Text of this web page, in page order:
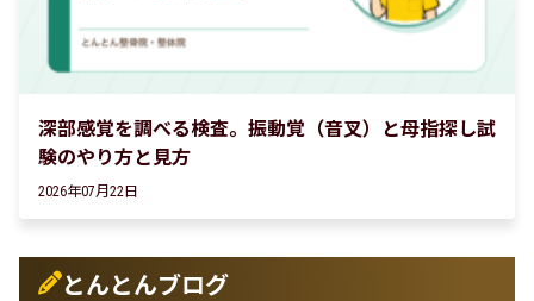
深部感覚を調べる検査。振動覚（音叉）と母指探し試
験のやり方と見方
2026年07月22日
とんとんブログ